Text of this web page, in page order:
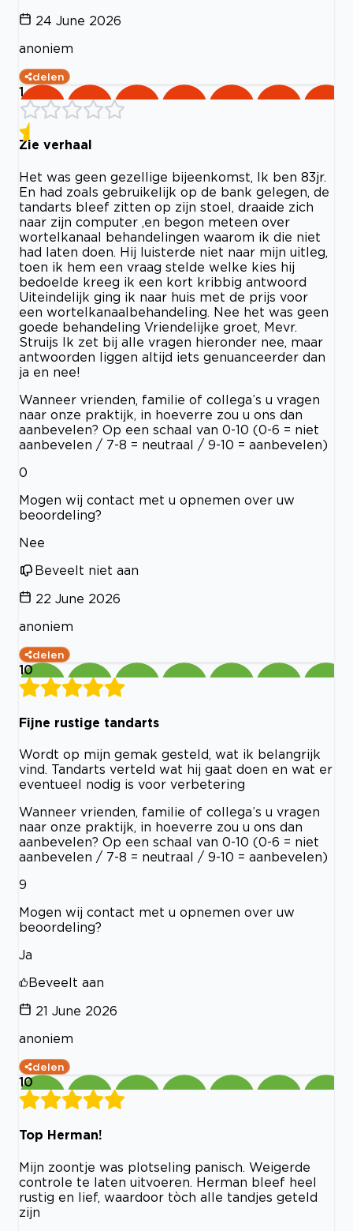
24 June 2026
anoniem
delen
1
Zie verhaal
Het was geen gezellige bijeenkomst, Ik ben 83jr.
En had zoals gebruikelijk op de bank gelegen, de
tandarts bleef zitten op zijn stoel, draaide zich
naar zijn computer ,en begon meteen over
wortelkanaal behandelingen waarom ik die niet
had laten doen. Hij luisterde niet naar mijn uitleg,
toen ik hem een vraag stelde welke kies hij
bedoelde kreeg ik een kort kribbig antwoord
Uiteindelijk ging ik naar huis met de prijs voor
een wortelkanaalbehandeling. Nee het was geen
goede behandeling Vriendelijke groet, Mevr.
Struijs Ik zet bij alle vragen hieronder nee, maar
antwoorden liggen altijd iets genuanceerder dan
ja en nee!
Wanneer vrienden, familie of collega’s u vragen
naar onze praktijk, in hoeverre zou u ons dan
aanbevelen? Op een schaal van 0-10 (0-6 = niet
aanbevelen / 7-8 = neutraal / 9-10 = aanbevelen)
0
Mogen wij contact met u opnemen over uw
beoordeling?
Nee
Beveelt niet aan
22 June 2026
anoniem
delen
10
Fijne rustige tandarts
Wordt op mijn gemak gesteld, wat ik belangrijk
vind. Tandarts verteld wat hij gaat doen en wat er
eventueel nodig is voor verbetering
Wanneer vrienden, familie of collega’s u vragen
naar onze praktijk, in hoeverre zou u ons dan
aanbevelen? Op een schaal van 0-10 (0-6 = niet
aanbevelen / 7-8 = neutraal / 9-10 = aanbevelen)
9
Mogen wij contact met u opnemen over uw
beoordeling?
Ja
Beveelt aan
21 June 2026
anoniem
delen
10
Top Herman!
Mijn zoontje was plotseling panisch. Weigerde
controle te laten uitvoeren. Herman bleef heel
rustig en lief, waardoor tòch alle tandjes geteld
zijn